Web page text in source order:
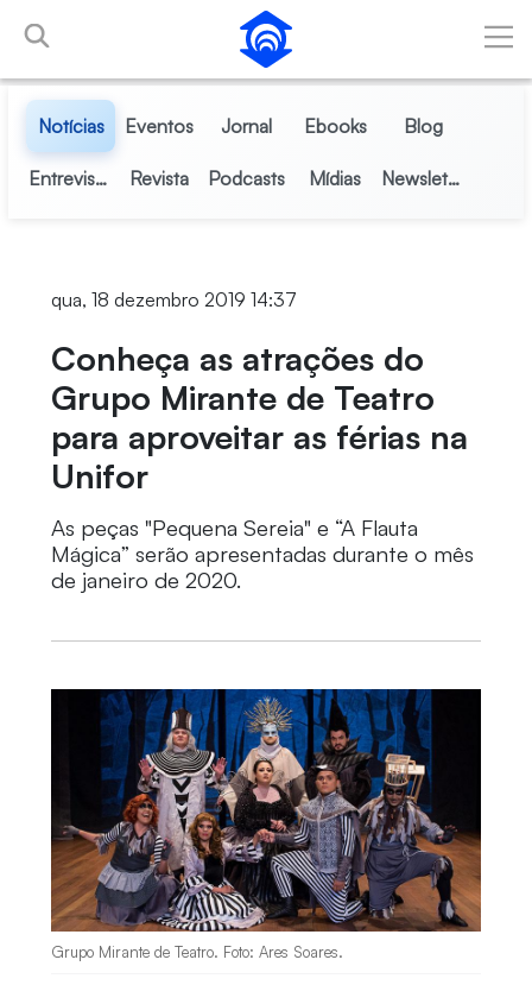
Pular para o Conteúdo principal
Notícias Eventos Jornal Ebooks Blog
Entrevistas Revista Podcasts Mídias Newsletter
qua, 18 dezembro 2019 14:37
Conheça as atrações do
Grupo Mirante de Teatro
para aproveitar as férias na
Unifor
As peças "Pequena Sereia" e “A Flauta
Mágica” serão apresentadas durante o mês
de janeiro de 2020.
Grupo Mirante de Teatro. Foto: Ares Soares.